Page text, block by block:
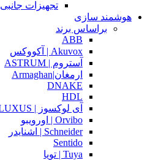
تجهیزات جانبی
هوشمند سازی
براساس برند
ABB
Akuvox | آکووکس
آستروم | ASTRUM
ارمغان|Armaghan
DNAKE
HDL
آی لوکسوز | I LUXUS
Orvibo | اورویبو
Schneider | اشنایدر
Sentido
Tuya | تویا